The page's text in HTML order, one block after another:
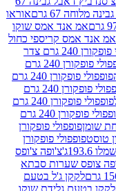
אוראו
אמס שוקו
כחול
פופפולי פופקורן 240 גרם צדר
פופפולי פופקורן 240 גרם
פופפולי פופקורן 240 גרם
פופפולי פופקורן 240 גרם
פופפולי פופקורן 240 גרם
פופפולי פופקורן 240 גרם
פופקורן
פופקורן
צ'ופה צ'ופס
סבתא
ג'ל בטעם
שוקו